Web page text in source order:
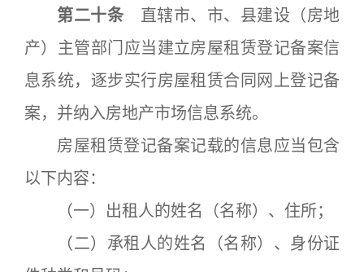
第二十条 直辖市、市、县建设（房地
产）主管部门应当建立房屋租赁登记备案信
息系统，逐步实行房屋租赁合同网上登记备
案，并纳入房地产市场信息系统。
房屋租赁登记备案记载的信息应当包含
以下内容：
（一）出租人的姓名（名称）、住所；
（二）承租人的姓名（名称）、身份证